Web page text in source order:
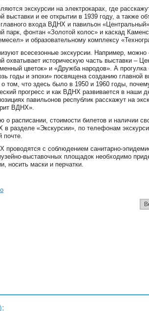
экскурсии на электрокарах, где
выставки и ее открытии в 1939 году, а также
входа ВДНХ и павильон
парк, фонтан «Золотой колос» и каскад
и образовательному комплексу
всесезонные экскурсии. Например, можно
охватывает историческую часть выставки –
цветок» и «Дружба народов». А прогулка
годы и эпохи» посвящена созданию главной
том, что здесь было в 1950 и 1960 годы,
прогресс и как ВДНХ развивается в наши
павильонов республик расскажут на
ВДНХ».
о расписании, стоимости билетов и наличии
разделе «Экскурсии», по телефонам
почте.
проводятся с соблюдением санитарно-
выставочных площадок необходимо
носить маски и перчатки.